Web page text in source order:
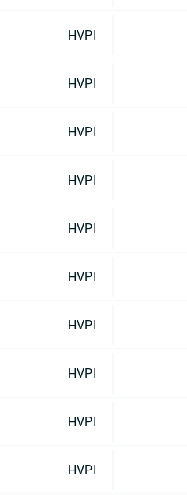
HVPI
HVPI
HVPI
HVPI
HVPI
HVPI
HVPI
HVPI
HVPI
HVPI